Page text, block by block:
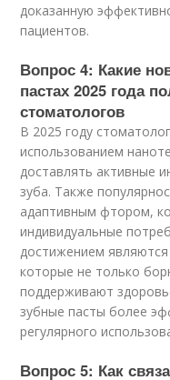
доказанную
пациентов.
Вопрос 4: Какие
пастах 2025 года
стоматологов
В 2025 году
использованием
доставлять активные
зуба. Также
адаптивным фтором,
индивидуальные
достижением
которые не только
поддерживают
зубные пасты более
регулярного
Вопрос 5: Как